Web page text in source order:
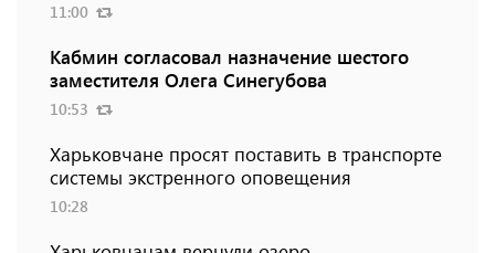
11:00
Кабмин согласовал назначение шестого
заместителя Олега Синегубова
10:53
Харьковчане просят поставить в транспорте
системы экстренного оповещения
10:28